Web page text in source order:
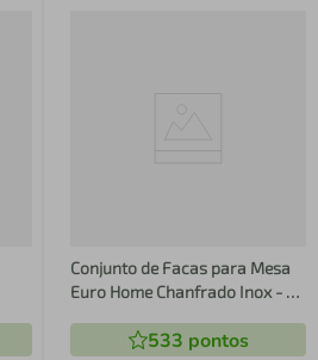
Conjunto de Facas para Mesa
Euro Home Chanfrado Inox - 3
533 pontos